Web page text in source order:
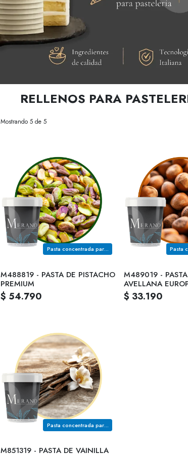
RELLENOS PARA
Mostrando 5 de 5
Pasta concentrada para rellenos en pastelería fina
M488819 - PASTA DE PISTACHO
PREMIUM
$ 54.790
M489019 -
AVELLANA
$ 33.190
Pasta concentrada para rellenos en pastelería fina
M851319 - PASTA DE VAINILLA